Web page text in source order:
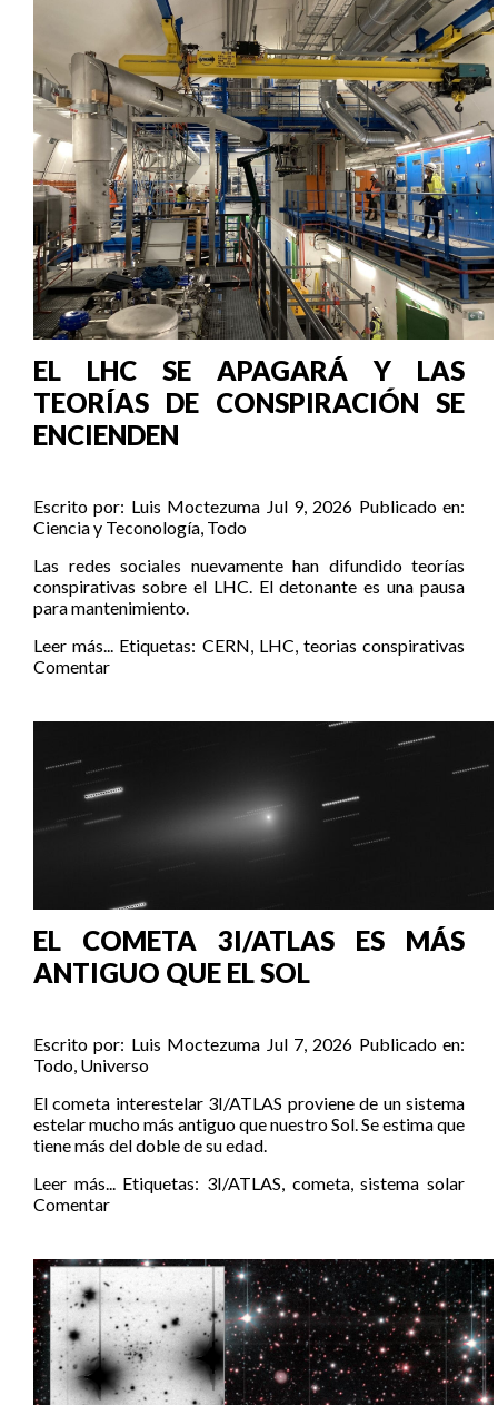
EL LHC SE APAGARÁ Y LAS
TEORÍAS DE CONSPIRACIÓN SE
ENCIENDEN
Escrito por: Luis Moctezuma Jul 9, 2026 Publicado en:
Ciencia y Teconología, Todo
Las redes sociales nuevamente han difundido teorías
conspirativas sobre el LHC. El detonante es una pausa
para mantenimiento.
Leer más... Etiquetas: CERN, LHC, teorias conspirativas
Comentar
EL COMETA 3I/ATLAS ES MÁS
ANTIGUO QUE EL SOL
Escrito por: Luis Moctezuma Jul 7, 2026 Publicado en:
Todo, Universo
El cometa interestelar 3I/ATLAS proviene de un sistema
estelar mucho más antiguo que nuestro Sol. Se estima que
tiene más del doble de su edad.
Leer más... Etiquetas: 3I/ATLAS, cometa,sistema solar
Comentar